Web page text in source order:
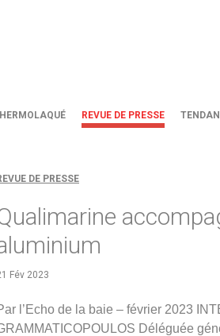
REVUE DE PRESSE
DE PRESSE
Fév 2023
l’Echo de la baie – février 2023
Déléguée